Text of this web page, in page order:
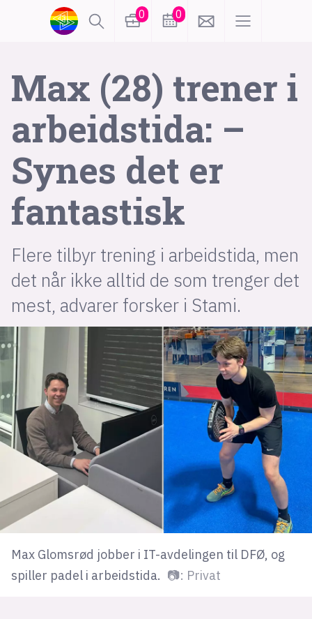
0 0
Max (28) trener i
arbeidstida: –
Synes det er
fantastisk
Flere tilbyr trening i arbeidstida, men
det når ikke alltid de som trenger det
mest, advarer forsker i Stami.
Max Glomsrød jobber i IT-avdelingen til DFØ, og
spiller padel i arbeidstida. 📷: Privat
lønn
KI
karriere
meninger
utdanning sikkerhet
frontend
backend
tilgjengelighet
ukas koder
inn/ut
hobby
lys modus
mørk modus
nyhetsbrev
kode24-klubben
LinkedIn
Bluesky
Facebook
annonsepriser
annonseguide